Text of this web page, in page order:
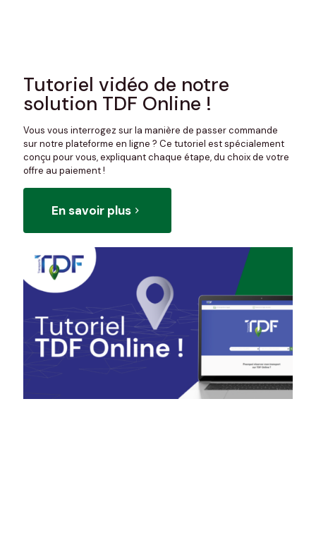
Tutoriel vidéo de notre
solution TDF Online !
Vous vous interrogez sur la manière de passer commande
sur notre plateforme en ligne ? Ce tutoriel est spécialement
conçu pour vous, expliquant chaque étape, du choix de votre
offre au paiement !
En savoir plus